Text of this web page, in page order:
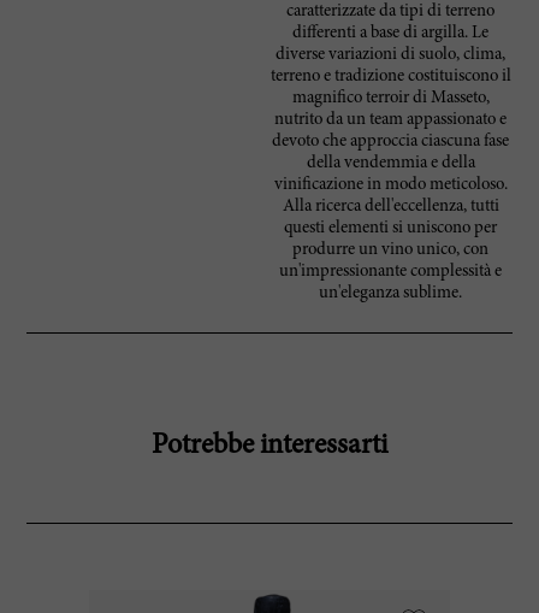
caratterizzate da tipi di terreno
differenti a base di argilla. Le
diverse variazioni di suolo, clima,
terreno e tradizione costituiscono il
magnifico terroir di Masseto,
nutrito da un team appassionato e
devoto che approccia ciascuna fase
della vendemmia e della
vinificazione in modo meticoloso.
Alla ricerca dell'eccellenza, tutti
questi elementi si uniscono per
produrre un vino unico, con
un'impressionante complessità e
un'eleganza sublime.
Potrebbe interessarti